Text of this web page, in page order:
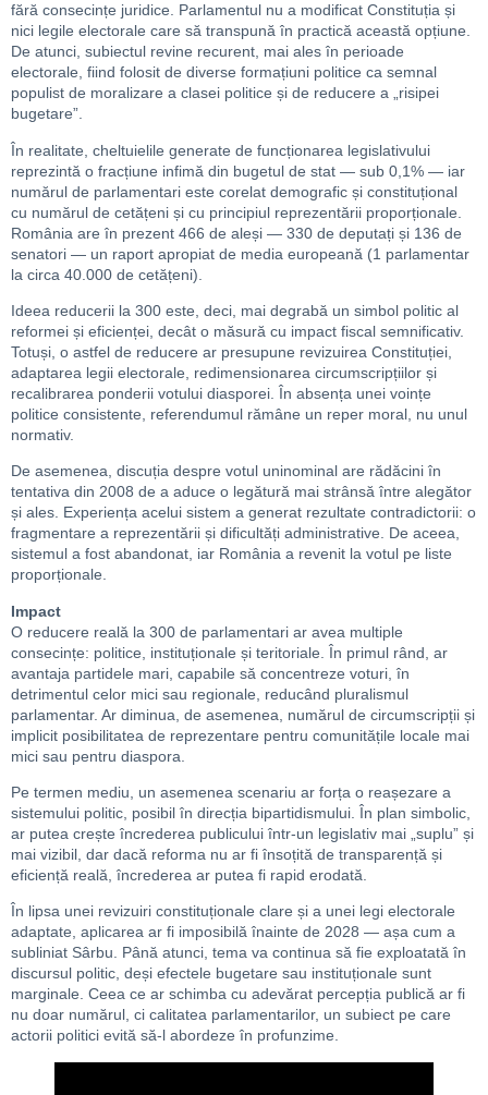
fără consecințe juridice. Parlamentul nu a modificat Constituția și
nici legile electorale care să transpună în practică această opțiune.
De atunci, subiectul revine recurent, mai ales în perioade
electorale, fiind folosit de diverse formațiuni politice ca semnal
populist de moralizare a clasei politice și de reducere a „risipei
bugetare”.
În realitate, cheltuielile generate de funcționarea legislativului
reprezintă o fracțiune infimă din bugetul de stat — sub 0,1% — iar
numărul de parlamentari este corelat demografic și constituțional
cu numărul de cetățeni și cu principiul reprezentării proporționale.
România are în prezent 466 de aleși — 330 de deputați și 136 de
senatori — un raport apropiat de media europeană (1 parlamentar
la circa 40.000 de cetățeni).
Ideea reducerii la 300 este, deci, mai degrabă un simbol politic al
reformei și eficienței, decât o măsură cu impact fiscal semnificativ.
Totuși, o astfel de reducere ar presupune revizuirea Constituției,
adaptarea legii electorale, redimensionarea circumscripțiilor și
recalibrarea ponderii votului diasporei. În absența unei voințe
politice consistente, referendumul rămâne un reper moral, nu unul
normativ.
De asemenea, discuția despre votul uninominal are rădăcini în
tentativa din 2008 de a aduce o legătură mai strânsă între alegător
și ales. Experiența acelui sistem a generat rezultate contradictorii: o
fragmentare a reprezentării și dificultăți administrative. De aceea,
sistemul a fost abandonat, iar România a revenit la votul pe liste
proporționale.
Impact
O reducere reală la 300 de parlamentari ar avea multiple
consecințe: politice, instituționale și teritoriale. În primul rând, ar
avantaja partidele mari, capabile să concentreze voturi, în
detrimentul celor mici sau regionale, reducând pluralismul
parlamentar. Ar diminua, de asemenea, numărul de circumscripții și
implicit posibilitatea de reprezentare pentru comunitățile locale mai
mici sau pentru diaspora.
Pe termen mediu, un asemenea scenariu ar forța o reașezare a
sistemului politic, posibil în direcția bipartidismului. În plan simbolic,
ar putea crește încrederea publicului într-un legislativ mai „suplu” și
mai vizibil, dar dacă reforma nu ar fi însoțită de transparență și
eficiență reală, încrederea ar putea fi rapid erodată.
În lipsa unei revizuiri constituționale clare și a unei legi electorale
adaptate, aplicarea ar fi imposibilă înainte de 2028 — așa cum a
subliniat Sârbu. Până atunci, tema va continua să fie exploatată în
discursul politic, deși efectele bugetare sau instituționale sunt
marginale. Ceea ce ar schimba cu adevărat percepția publică ar fi
nu doar numărul, ci calitatea parlamentarilor, un subiect pe care
actorii politici evită să-l abordeze în profunzime.